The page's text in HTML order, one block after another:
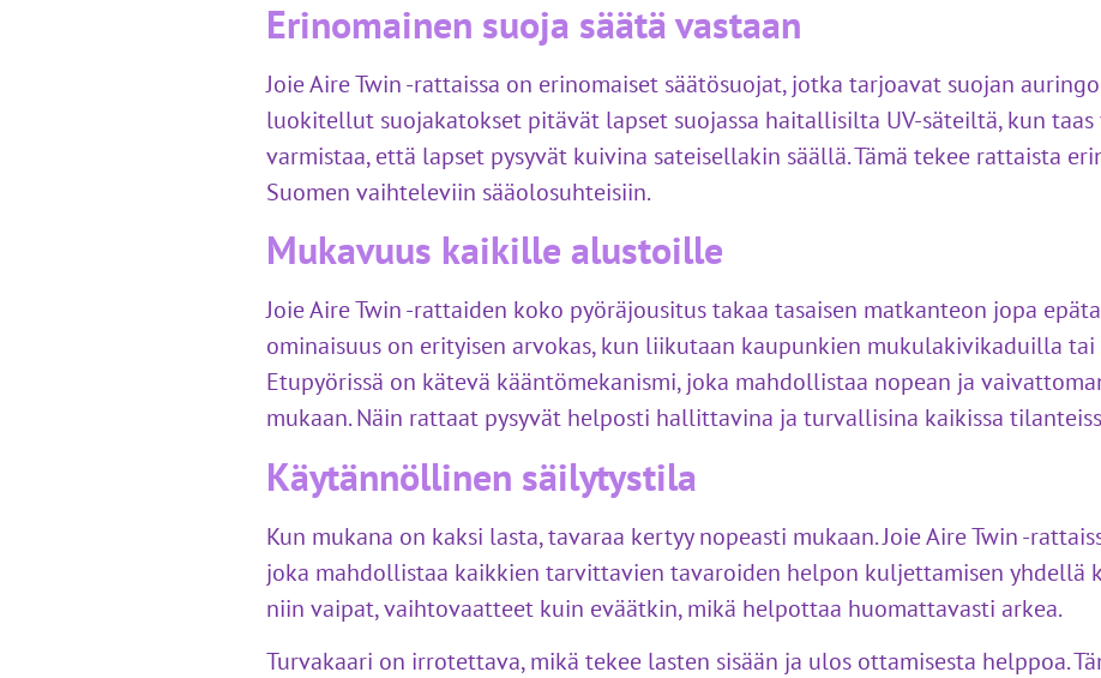
Erinomainen suoja säätä vastaan
Joie Aire Twin -rattaissa on erinomaiset säätösuojat, jotka tarjoavat suojan
luokitellut suojakatokset pitävät lapset suojassa haitallisilta UV-säteiltä, kun
varmistaa, että lapset pysyvät kuivina sateisellakin säällä. Tämä tekee rattaista
Suomen vaihteleviin sääolosuhteisiin.
Mukavuus kaikille alustoille
Joie Aire Twin -rattaiden koko pyöräjousitus takaa tasaisen matkanteon jopa
ominaisuus on erityisen arvokas, kun liikutaan kaupunkien mukulakivikaduilla
Etupyörissä on kätevä kääntömekanismi, joka mahdollistaa nopean ja
mukaan. Näin rattaat pysyvät helposti hallittavina ja turvallisina kaikissa
Käytännöllinen säilytystila
Kun mukana on kaksi lasta, tavaraa kertyy nopeasti mukaan. Joie Aire Twin -
joka mahdollistaa kaikkien tarvittavien tavaroiden helpon kuljettamisen yhdellä
niin vaipat, vaihtovaatteet kuin eväätkin, mikä helpottaa huomattavasti arkea.
Turvakaari on irrotettava, mikä tekee lasten sisään ja ulos ottamisesta helppoa.